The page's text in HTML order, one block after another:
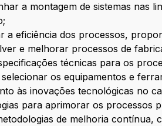
a montagem de sistemas nas
a eficiência dos processos,
e melhorar processos de
técnicas para os
os equipamentos e
às inovações tecnológicas no
para aprimorar os processos
de melhoria contínua,